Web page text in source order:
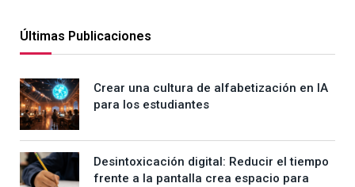
Últimas Publicaciones
Crear una cultura de alfabetización en IA
para los estudiantes
Desintoxicación digital: Reducir el tiempo
frente a la pantalla crea espacio para